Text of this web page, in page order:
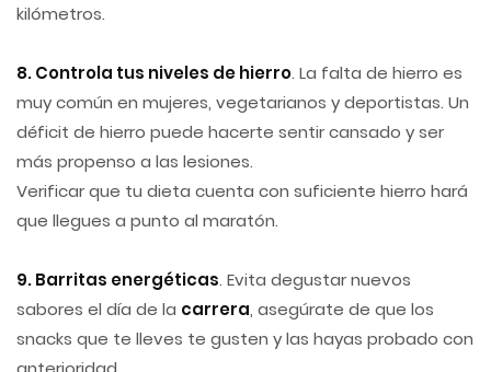
kilómetros.
8. Controla tus niveles de hierro. La falta de hierro es
muy común en mujeres, vegetarianos y deportistas. Un
déficit de hierro puede hacerte sentir cansado y ser
más propenso a las lesiones.
Verificar que tu dieta cuenta con suficiente hierro hará
que llegues a punto al maratón.
9. Barritas energéticas. Evita degustar nuevos
sabores el día de la carrera, asegúrate de que los
snacks que te lleves te gusten y las hayas probado con